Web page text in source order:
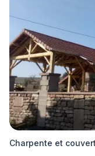
Charpente et